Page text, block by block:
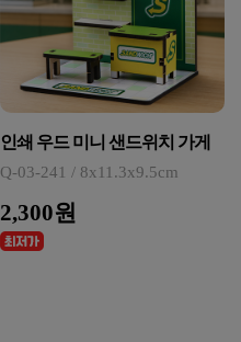
인쇄 우드 미니 샌드위치 가게
Q-03-241 / 8x11.3x9.5cm
2,300원